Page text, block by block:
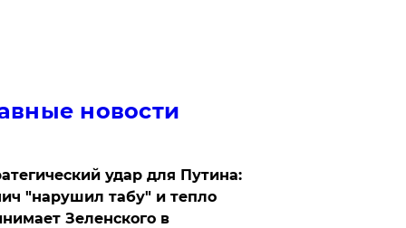
новости
удар для Путина:
"нарушил табу" и тепло
Зеленского в